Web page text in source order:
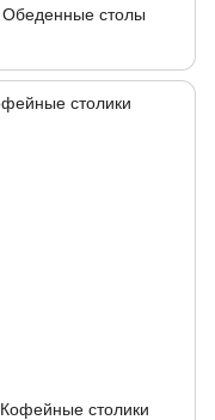
Обеденные столы
Кофейные столики